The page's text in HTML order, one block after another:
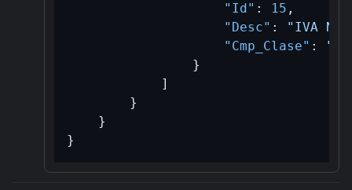
"Id" : 15 ,
"Desc" :
"IVA No
"Cmp_Clase" :
"B/
}
]
}
}
}